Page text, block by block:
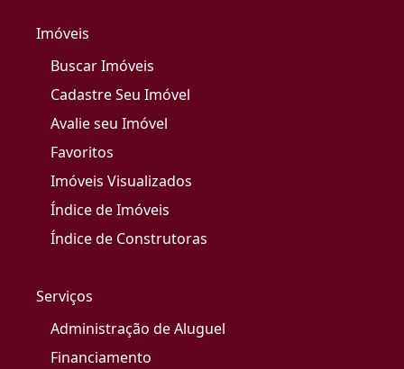
Imóveis
Buscar Imóveis
Cadastre Seu Imóvel
Avalie seu Imóvel
Favoritos
Imóveis Visualizados
Índice de Imóveis
Índice de Construtoras
Serviços
Administração de Aluguel
Financiamento